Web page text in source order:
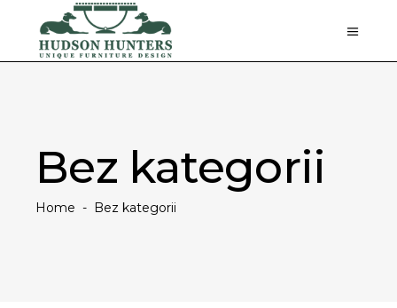
Bez kategorii
Home - Bez kategorii